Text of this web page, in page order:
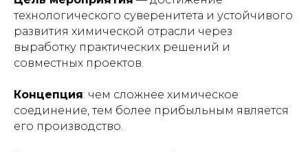
технологического суверенитета и устойчивого
развития химической отрасли через
выработку практических решений и
совместных проектов.
Концепция: чем сложнее химическое
соединение, тем более прибыльным является
его производство.